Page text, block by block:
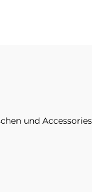
und